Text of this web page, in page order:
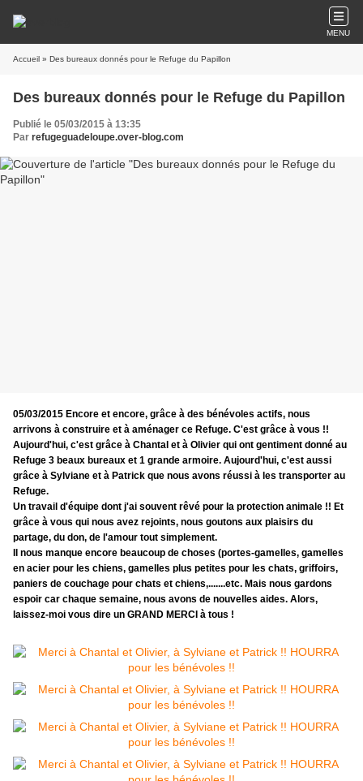
MENU
Accueil » Des bureaux donnés pour le Refuge du Papillon
Des bureaux donnés pour le Refuge du Papillon
Publié le 05/03/2015 à 13:35
Par refugeguadeloupe.over-blog.com
05/03/2015 Encore et encore, grâce à des bénévoles actifs, nous
arrivons à construire et à aménager ce Refuge. C'est grâce à vous !!
Aujourd'hui, c'est grâce à Chantal et à Olivier qui ont gentiment donné au
Refuge 3 beaux bureaux et 1 grande armoire. Aujourd'hui, c'est aussi
grâce à Sylviane et à Patrick que nous avons réussi à les transporter au
Refuge.
Un travail d'équipe dont j'ai souvent rêvé pour la protection animale !! Et
grâce à vous qui nous avez rejoints, nous goutons aux plaisirs du
partage, du don, de l'amour tout simplement.
Il nous manque encore beaucoup de choses (portes-gamelles, gamelles
en acier pour les chiens, gamelles plus petites pour les chats, griffoirs,
paniers de couchage pour chats et chiens,.......etc. Mais nous gardons
espoir car chaque semaine, nous avons de nouvelles aides. Alors,
laissez-moi vous dire un GRAND MERCI à tous !